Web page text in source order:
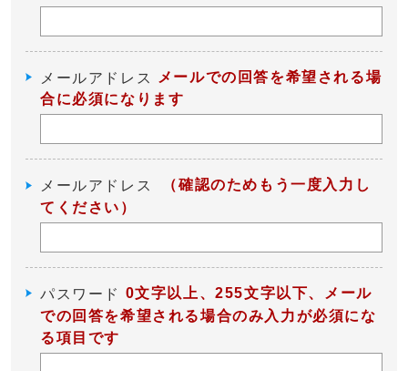
メールアドレス
メールでの回答を希望される場
合に必須になります
メールアドレス
（確認のためもう一度入力し
てください）
パスワード 0文字以上、255文字以下、メール
での回答を希望される場合のみ入力が必須にな
る項目です